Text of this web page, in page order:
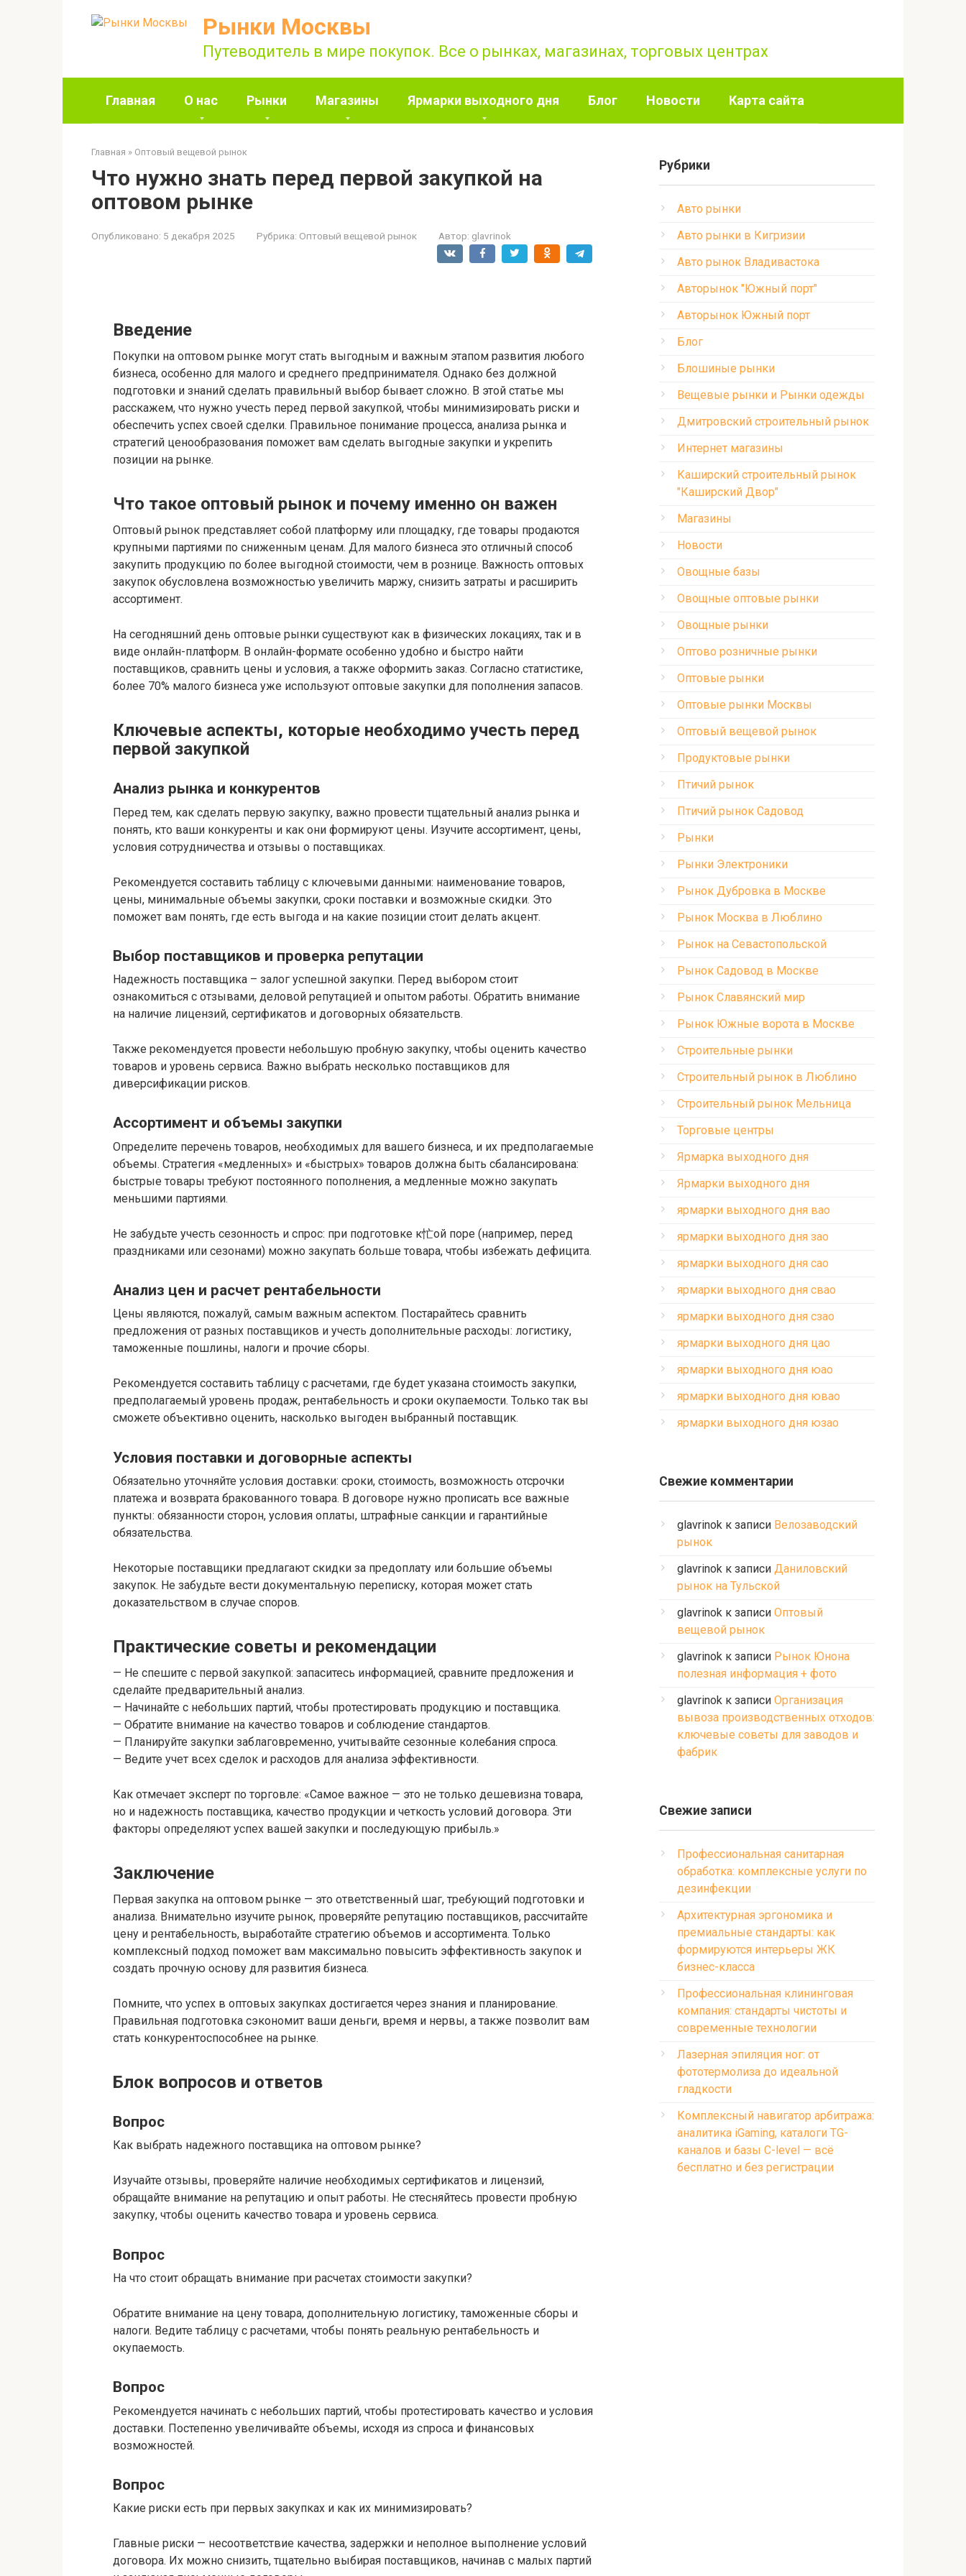
Рынки Москвы
Путеводитель в мире покупок. Все о рынках, магазинах, торговых центрах
Главная О нас Рынки Магазины Ярмарки выходного дня Блог Новости Карта сайта
Главная » Оптовый вещевой рынок
Что нужно знать перед первой закупкой на
оптовом рынке
Опубликовано: 5 декабря 2025 Рубрика: Оптовый вещевой рынок Автор: glavrinok
Введение
Покупки на оптовом рынке могут стать выгодным и важным этапом развития любого
бизнеса, особенно для малого и среднего предпринимателя. Однако без должной
подготовки и знаний сделать правильный выбор бывает сложно. В этой статье мы
расскажем, что нужно учесть перед первой закупкой, чтобы минимизировать риски и
обеспечить успех своей сделки. Правильное понимание процесса, анализа рынка и
стратегий ценообразования поможет вам сделать выгодные закупки и укрепить
позиции на рынке.
Что такое оптовый рынок и почему именно он важен
Оптовый рынок представляет собой платформу или площадку, где товары продаются
крупными партиями по сниженным ценам. Для малого бизнеса это отличный способ
закупить продукцию по более выгодной стоимости, чем в рознице. Важность оптовых
закупок обусловлена возможностью увеличить маржу, снизить затраты и расширить
ассортимент.
На сегодняшний день оптовые рынки существуют как в физических локациях, так и в
виде онлайн-платформ. В онлайн-формате особенно удобно и быстро найти
поставщиков, сравнить цены и условия, а также оформить заказ. Согласно статистике,
более 70% малого бизнеса уже используют оптовые закупки для пополнения запасов.
Ключевые аспекты, которые необходимо учесть перед
первой закупкой
Анализ рынка и конкурентов
Перед тем, как сделать первую закупку, важно провести тщательный анализ рынка и
понять, кто ваши конкуренты и как они формируют цены. Изучите ассортимент, цены,
условия сотрудничества и отзывы о поставщиках.
Рекомендуется составить таблицу с ключевыми данными: наименование товаров,
цены, минимальные объемы закупки, сроки поставки и возможные скидки. Это
поможет вам понять, где есть выгода и на какие позиции стоит делать акцент.
Выбор поставщиков и проверка репутации
Надежность поставщика – залог успешной закупки. Перед выбором стоит
ознакомиться с отзывами, деловой репутацией и опытом работы. Обратить внимание
на наличие лицензий, сертификатов и договорных обязательств.
Также рекомендуется провести небольшую пробную закупку, чтобы оценить качество
товаров и уровень сервиса. Важно выбрать несколько поставщиков для
диверсификации рисков.
Ассортимент и объемы закупки
Определите перечень товаров, необходимых для вашего бизнеса, и их предполагаемые
объемы. Стратегия «медленных» и «быстрых» товаров должна быть сбалансирована:
быстрые товары требуют постоянного пополнения, а медленные можно закупать
меньшими партиями.
Не забудьте учесть сезонность и спрос: при подготовке к忙ой поре (например, перед
праздниками или сезонами) можно закупать больше товара, чтобы избежать дефицита.
Анализ цен и расчет рентабельности
Цены являются, пожалуй, самым важным аспектом. Постарайтесь сравнить
предложения от разных поставщиков и учесть дополнительные расходы: логистику,
таможенные пошлины, налоги и прочие сборы.
Рекомендуется составить таблицу с расчетами, где будет указана стоимость закупки,
предполагаемый уровень продаж, рентабельность и сроки окупаемости. Только так вы
сможете объективно оценить, насколько выгоден выбранный поставщик.
Условия поставки и договорные аспекты
Обязательно уточняйте условия доставки: сроки, стоимость, возможность отсрочки
платежа и возврата бракованного товара. В договоре нужно прописать все важные
пункты: обязанности сторон, условия оплаты, штрафные санкции и гарантийные
обязательства.
Некоторые поставщики предлагают скидки за предоплату или большие объемы
закупок. Не забудьте вести документальную переписку, которая может стать
доказательством в случае споров.
Практические советы и рекомендации
— Не спешите с первой закупкой: запаситесь информацией, сравните предложения и
сделайте предварительный анализ.
— Начинайте с небольших партий, чтобы протестировать продукцию и поставщика.
— Обратите внимание на качество товаров и соблюдение стандартов.
— Планируйте закупки заблаговременно, учитывайте сезонные колебания спроса.
— Ведите учет всех сделок и расходов для анализа эффективности.
Как отмечает эксперт по торговле: «Самое важное — это не только дешевизна товара,
но и надежность поставщика, качество продукции и четкость условий договора. Эти
факторы определяют успех вашей закупки и последующую прибыль.»
Заключение
Первая закупка на оптовом рынке — это ответственный шаг, требующий подготовки и
анализа. Внимательно изучите рынок, проверяйте репутацию поставщиков, рассчитайте
цену и рентабельность, выработайте стратегию объемов и ассортимента. Только
комплексный подход поможет вам максимально повысить эффективность закупок и
создать прочную основу для развития бизнеса.
Помните, что успех в оптовых закупках достигается через знания и планирование.
Правильная подготовка сэкономит ваши деньги, время и нервы, а также позволит вам
стать конкурентоспособнее на рынке.
Блок вопросов и ответов
Вопрос
Как выбрать надежного поставщика на оптовом рынке?
Изучайте отзывы, проверяйте наличие необходимых сертификатов и лицензий,
обращайте внимание на репутацию и опыт работы. Не стесняйтесь провести пробную
закупку, чтобы оценить качество товара и уровень сервиса.
Вопрос
На что стоит обращать внимание при расчетах стоимости закупки?
Обратите внимание на цену товара, дополнительную логистику, таможенные сборы и
налоги. Ведите таблицу с расчетами, чтобы понять реальную рентабельность и
окупаемость.
Вопрос
Рекомендуется начинать с небольших партий, чтобы протестировать качество и условия
доставки. Постепенно увеличивайте объемы, исходя из спроса и финансовых
возможностей.
Вопрос
Какие риски есть при первых закупках и как их минимизировать?
Главные риски — несоответствие качества, задержки и неполное выполнение условий
договора. Их можно снизить, тщательно выбирая поставщиков, начинав с малых партий
Рубрики
Авто рынки
Авто рынки в Кигризии
Авто рынок Владивастока
Авторынок "Южный порт"
Авторынок Южный порт
Блог
Блошиные рынки
Вещевые рынки и Рынки одежды
Дмитровский строительный рынок
Интернет магазины
Каширский строительный рынок
"Каширский Двор"
Магазины
Новости
Овощные базы
Овощные оптовые рынки
Овощные рынки
Оптово розничные рынки
Оптовые рынки
Оптовые рынки Москвы
Оптовый вещевой рынок
Продуктовые рынки
Птичий рынок
Птичий рынок Садовод
Рынки
Рынки Электроники
Рынок Дубровка в Москве
Рынок Москва в Люблино
Рынок на Севастопольской
Рынок Садовод в Москве
Рынок Славянский мир
Рынок Южные ворота в Москве
Строительные рынки
Строительный рынок в Люблино
Строительный рынок Мельница
Торговые центры
Ярмарка выходного дня
Ярмарки выходного дня
ярмарки выходного дня вао
ярмарки выходного дня зао
ярмарки выходного дня сао
ярмарки выходного дня свао
ярмарки выходного дня сзао
ярмарки выходного дня цао
ярмарки выходного дня юао
ярмарки выходного дня ювао
ярмарки выходного дня юзао
Свежие комментарии
glavrinok к записи Велозаводский
рынок
glavrinok к записи Даниловский
рынок на Тульской
glavrinok к записи Оптовый
вещевой рынок
glavrinok к записи Рынок Юнона
полезная информация + фото
glavrinok к записи Организация
вывоза производственных отходов:
ключевые советы для заводов и
фабрик
Свежие записи
Профессиональная санитарная
обработка: комплексные услуги по
дезинфекции
Архитектурная эргономика и
премиальные стандарты: как
формируются интерьеры ЖК
бизнес-класса
Профессиональная клининговая
компания: стандарты чистоты и
современные технологии
Лазерная эпиляция ног: от
фототермолиза до идеальной
гладкости
Комплексный навигатор арбитража:
аналитика iGaming, каталоги TG-
каналов и базы C-level — всё
бесплатно и без регистрации